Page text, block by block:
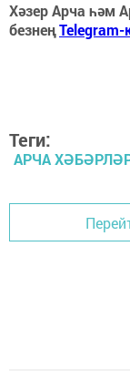
Хәзер Арча һәм
безнең
Теги:
АРЧА